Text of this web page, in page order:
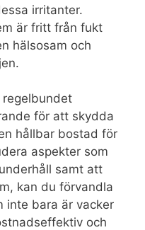
irritanter.
är fritt från fukt
hälsosam och
för att skydda
hållbar bostad för
aspekter som
samt att
kan du förvandla
inte bara är vacker
och